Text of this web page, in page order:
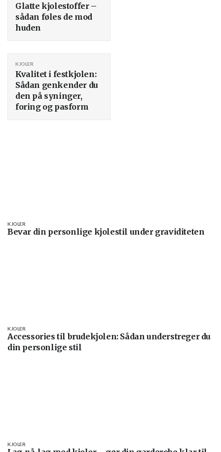
Glatte kjolestoffer –
sådan føles de mod
huden
Kvalitet i festkjolen:
Sådan genkender du
den på syninger,
foring og pasform
KJOLER
Bevar din personlige kjolestil under graviditeten
KJOLER
Accessories til brudekjolen: Sådan understreger du
din personlige stil
KJOLER
KJOLER